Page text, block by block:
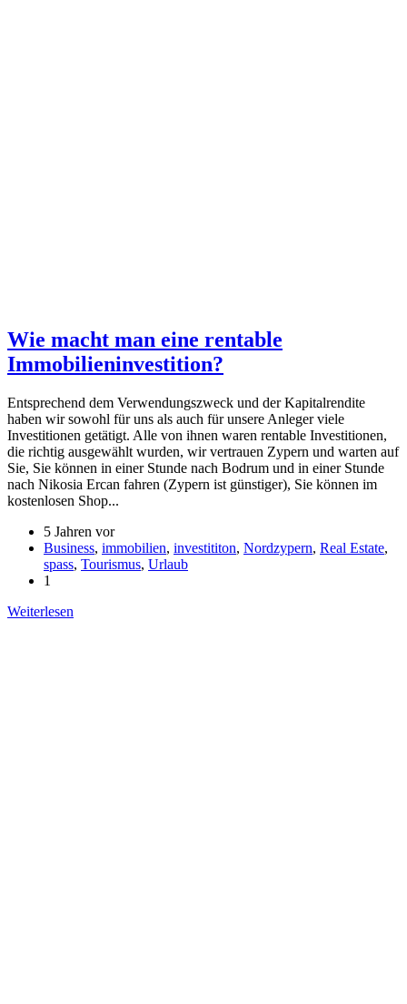
Wie macht man eine rentable
Immobilieninvestition?
Entsprechend dem Verwendungszweck und der Kapitalrendite
haben wir sowohl für uns als auch für unsere Anleger viele
Investitionen getätigt. Alle von ihnen waren rentable Investitionen,
die richtig ausgewählt wurden, wir vertrauen Zypern und warten auf
Sie, Sie können in einer Stunde nach Bodrum und in einer Stunde
nach Nikosia Ercan fahren (Zypern ist günstiger), Sie können im
kostenlosen Shop...
5 Jahren vor
Business, immobilien, investititon, Nordzypern, Real Estate,
spass, Tourismus, Urlaub
1
Weiterlesen